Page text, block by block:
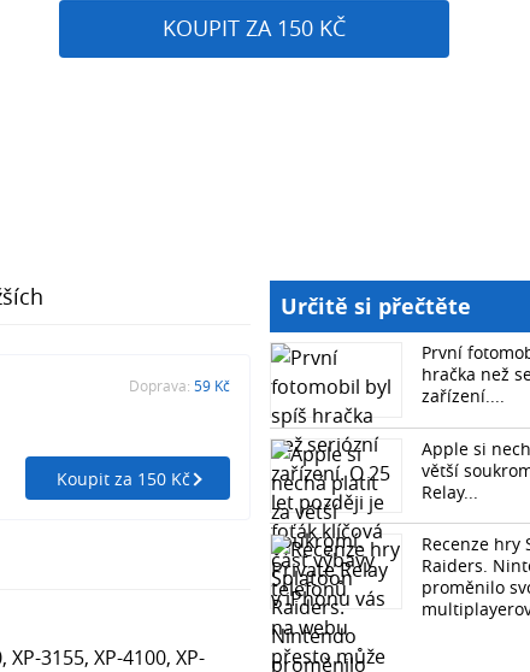
KOUPIT ZA 150 KČ
Doprava: 59 Kč
Koupit za 150 Kč
XP-3155, XP-4100, XP-
Určitě si přečtěte
První
hračka než
zařízení....
Apple si
větší
Relay...
Recenze hry
Raiders.
proměnilo